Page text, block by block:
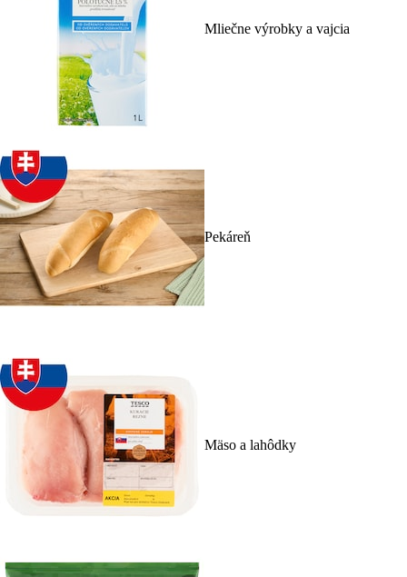
Mliečne výrobky a vajcia
Pekáreň
Mäso a lahôdky